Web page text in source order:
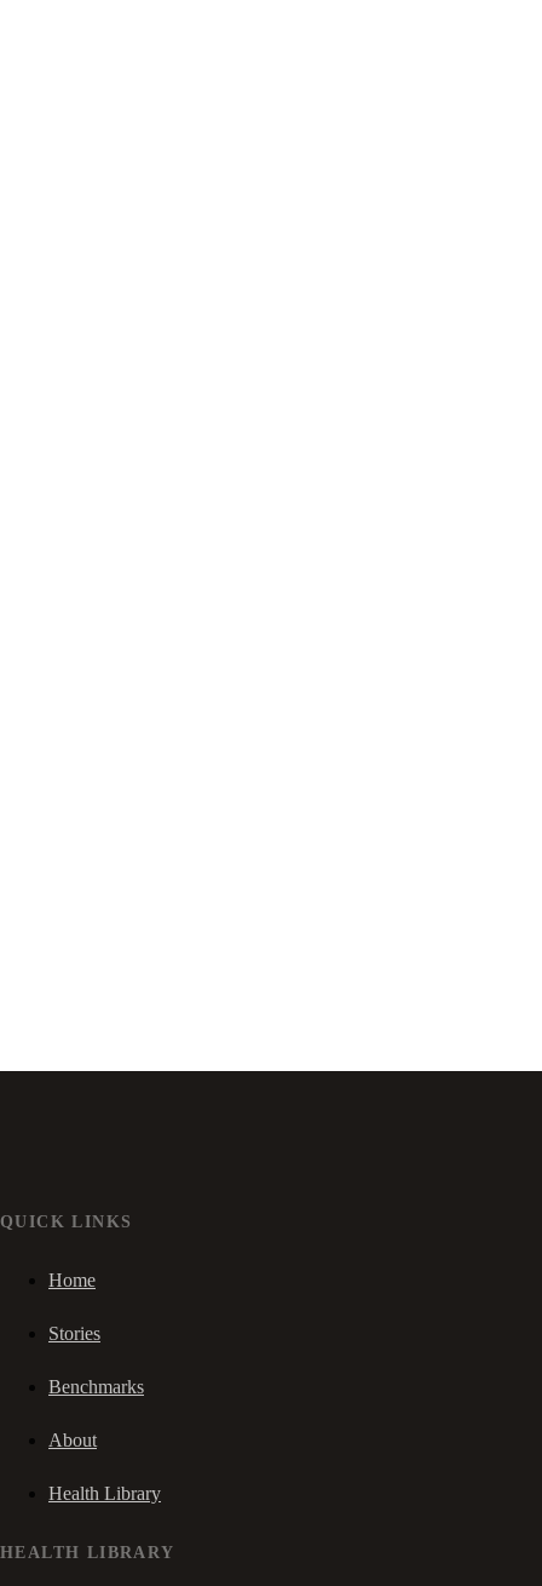
QUICK LINKS
Home
Stories
Benchmarks
About
Health Library
HEALTH LIBRARY